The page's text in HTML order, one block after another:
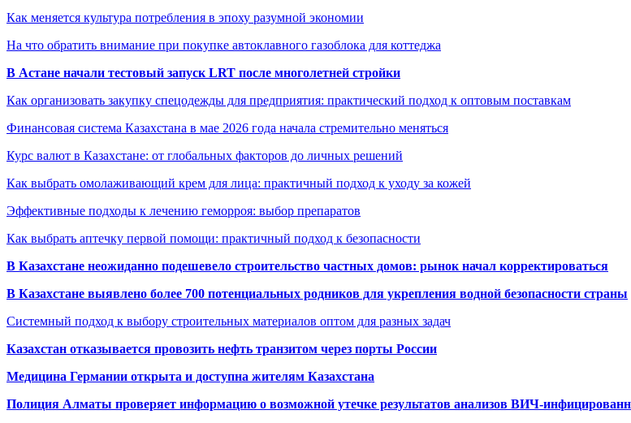
Как меняется культура потребления в эпоху разумной экономии
На что обратить внимание при покупке автоклавного газоблока для коттеджа
В Астане начали тестовый запуск LRT после многолетней стройки
Как организовать закупку спецодежды для предприятия: практический подход к оптовым поставкам
Финансовая система Казахстана в мае 2026 года начала стремительно меняться
Курс валют в Казахстане: от глобальных факторов до личных решений
Как выбрать омолаживающий крем для лица: практичный подход к уходу за кожей
Эффективные подходы к лечению геморроя: выбор препаратов
Как выбрать аптечку первой помощи: практичный подход к безопасности
В Казахстане неожиданно подешевело строительство частных домов: рынок начал корректироваться
В Казахстане выявлено более 700 потенциальных родников для укрепления водной безопасности страны
Системный подход к выбору строительных материалов оптом для разных задач
Казахстан отказывается провозить нефть транзитом через порты России
Медицина Германии открыта и доступна жителям Казахстана
Полиция Алматы проверяет информацию о возможной утечке результатов анализов ВИЧ-